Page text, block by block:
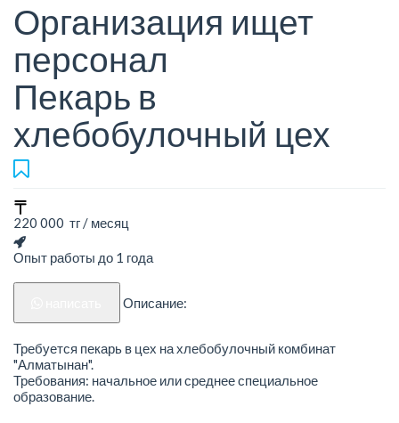
Организация ищет
персонал
Пекарь в
хлебобулочный цех
220 000 тг / месяц
Опыт работы до 1 года
Описание:
Требуется пекарь в цех на хлебобулочный комбинат
"Алматынан".
Требования: начальное или среднее специальное
образование.